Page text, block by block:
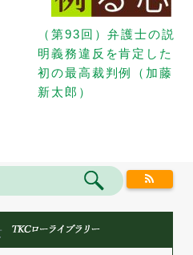
（第93回）弁護士の説
明義務違反を肯定した
初の最高裁判例（加藤
新太郎）